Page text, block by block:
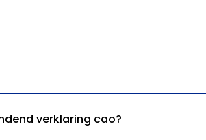
verklaring cao?